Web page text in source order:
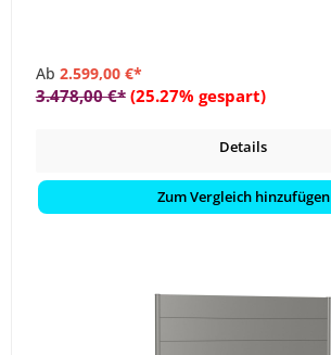
Ab 2.599,00 €*
3.478,00 €* (25.27% gespart)
Details
Zum Vergleich hinzufügen